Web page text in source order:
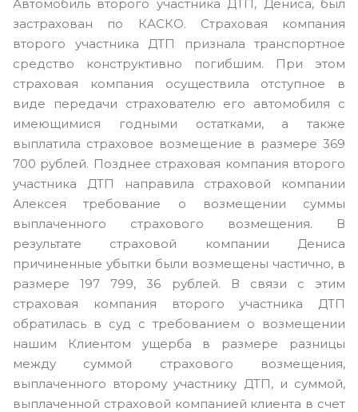
Автомобиль второго участника ДТП, Дениса, был
застрахован по КАСКО. Страховая компания
второго участника ДТП признала транспортное
средство конструктивно погибшим. При этом
страховая компания осуществила отступное в
виде передачи страхователю его автомобиля с
имеющимися годными остатками, а также
выплатила страховое возмещение в размере 369
700 рублей. Позднее страховая компания второго
участника ДТП направила страховой компании
Алексея требование о возмещении суммы
выплаченного страхового возмещения. В
результате страховой компании Дениса
причиненные убытки были возмещены частично, в
размере 197 799, 36 рублей. В связи с этим
страховая компания второго участника ДТП
обратилась в суд с требованием о возмещении
нашим Клиентом ущерба в размере разницы
между суммой страхового возмещения,
выплаченного второму участнику ДТП, и суммой,
выплаченной страховой компанией клиента в счет